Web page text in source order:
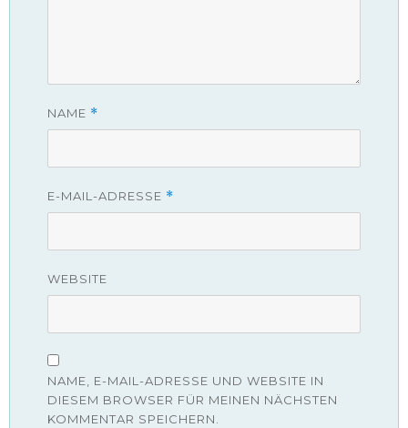
NAME *
E-MAIL-ADRESSE *
WEBSITE
NAME, E-MAIL-ADRESSE UND WEBSITE IN
DIESEM BROWSER FÜR MEINEN NÄCHSTEN
KOMMENTAR SPEICHERN.